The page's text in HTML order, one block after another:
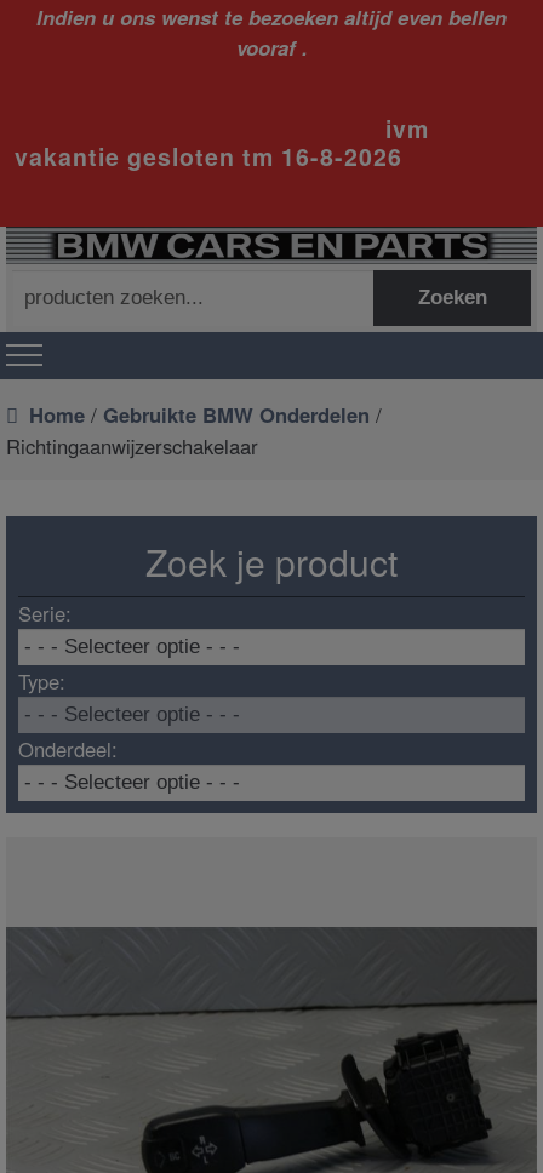
Indien u ons wenst te bezoeken altijd even bellen
vooraf .
ivm
vakantie gesloten tm 16-8-2026
naar:
Zoeken
Home / Gebruikte BMW Onderdelen /
Richtingaanwijzerschakelaar
Zoek je product
Serie:
Type:
Onderdeel: